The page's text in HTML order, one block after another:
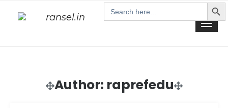
Search
for:
Author: raprefedu